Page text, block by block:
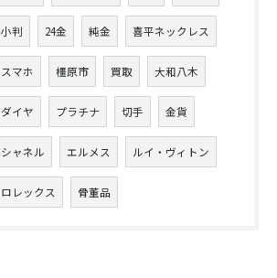
小判 24金 純金 喜平ネックレス
スマホ 橿原市 買取 大和八木
ダイヤ プラチナ 切手 金貨
シャネル エルメス ルイ・ヴィトン
ロレックス 骨董品